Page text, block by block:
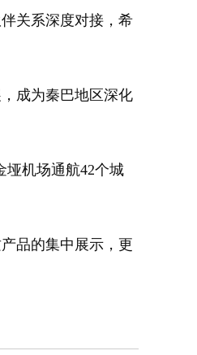
关系深度对接，希
成为秦巴地区深化
机场通航42个城
品的集中展示，更